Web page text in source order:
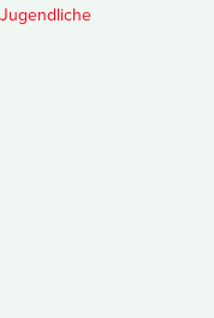
Jugendliche